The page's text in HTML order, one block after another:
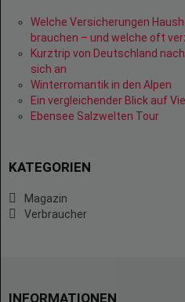
Welche Versicherungen
brauchen – und welche oft
Kurztrip von Deutschland
sich an
Winterromantik in den Alpen
Ein vergleichender Blick auf
Ebensee Salzwelten Tour
KATEGORIEN
Magazin
Verbraucher
INFORMATIONEN